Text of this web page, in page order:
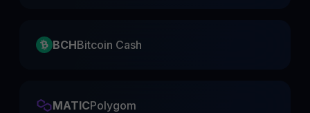
BCHBitcoin Cash
MATICPolygom